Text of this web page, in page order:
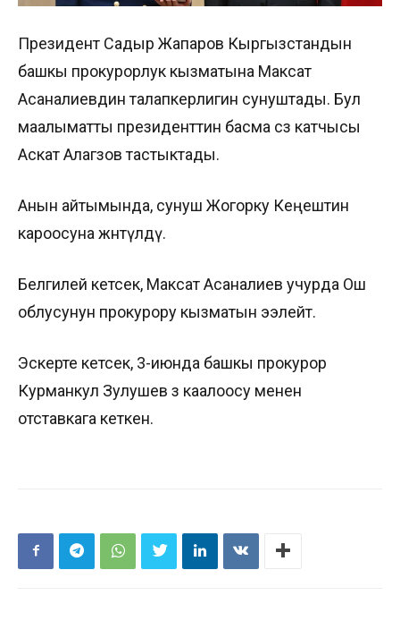
Президент Садыр Жапаров Кыргызстандын
башкы прокурорлук кызматына Максат
Асаналиевдин талапкерлигин сунуштады. Бул
маалыматты президенттин басма сөз катчысы
Аскат Алагөзов тастыктады.
Анын айтымында, сунуш Жогорку Кеңештин
кароосуна жөнөтүлдү.
Белгилей кетсек, Максат Асаналиев учурда Ош
облусунун прокурору кызматын ээлейт.
Эскерте кетсек, 3-июнда башкы прокурор
Курманкул Зулушев өз каалоосу менен
отставкага кеткен.